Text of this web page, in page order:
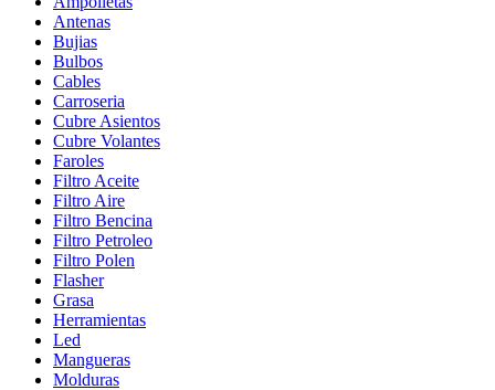
Antenas
Bujias
Bulbos
Cables
Carroseria
Cubre Asientos
Cubre Volantes
Faroles
Filtro Aceite
Filtro Aire
Filtro Bencina
Filtro Petroleo
Filtro Polen
Flasher
Grasa
Herramientas
Led
Mangueras
Molduras